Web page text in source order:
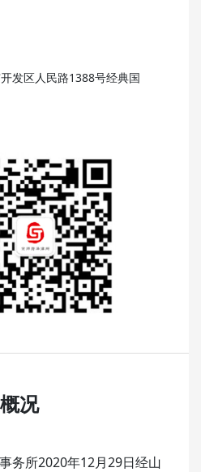
发区人民路1388号经典国
概况
务所2020年12月29日经山